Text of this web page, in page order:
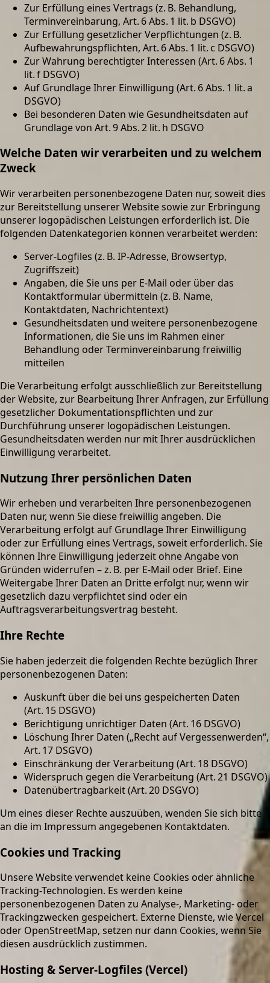
Zur Erfüllung eines Vertrags (z. B. Behandlung,
Terminvereinbarung, Art. 6 Abs. 1 lit. b DSGVO)
Zur Erfüllung gesetzlicher Verpflichtungen (z. B.
Aufbewahrungspflichten, Art. 6 Abs. 1 lit. c DSGVO)
Zur Wahrung berechtigter Interessen (Art. 6 Abs. 1
lit. f DSGVO)
Auf Grundlage Ihrer Einwilligung (Art. 6 Abs. 1 lit. a
DSGVO)
Bei besonderen Daten wie Gesundheitsdaten auf
Grundlage von Art. 9 Abs. 2 lit. h DSGVO
Welche Daten wir verarbeiten und zu welchem
Zweck
Wir verarbeiten personenbezogene Daten nur, soweit dies
zur Bereitstellung unserer Website sowie zur Erbringung
unserer logopädischen Leistungen erforderlich ist. Die
folgenden Datenkategorien können verarbeitet werden:
Server-Logfiles (z. B. IP-Adresse, Browsertyp,
Zugriffszeit)
Angaben, die Sie uns per E-Mail oder über das
Kontaktformular übermitteln (z. B. Name,
Kontaktdaten, Nachrichtentext)
Gesundheitsdaten und weitere personenbezogene
Informationen, die Sie uns im Rahmen einer
Behandlung oder Terminvereinbarung freiwillig
mitteilen
Die Verarbeitung erfolgt ausschließlich zur Bereitstellung
der Website, zur Bearbeitung Ihrer Anfragen, zur Erfüllung
gesetzlicher Dokumentationspflichten und zur
Durchführung unserer logopädischen Leistungen.
Gesundheitsdaten werden nur mit Ihrer ausdrücklichen
Einwilligung verarbeitet.
Nutzung Ihrer persönlichen Daten
Wir erheben und verarbeiten Ihre personenbezogenen
Daten nur, wenn Sie diese freiwillig angeben. Die
Verarbeitung erfolgt auf Grundlage Ihrer Einwilligung
oder zur Erfüllung eines Vertrags, soweit erforderlich. Sie
können Ihre Einwilligung jederzeit ohne Angabe von
Gründen widerrufen – z. B. per E-Mail oder Brief. Eine
Weitergabe Ihrer Daten an Dritte erfolgt nur, wenn wir
gesetzlich dazu verpflichtet sind oder ein
Auftragsverarbeitungsvertrag besteht.
Ihre Rechte
Sie haben jederzeit die folgenden Rechte bezüglich Ihrer
personenbezogenen Daten:
Auskunft über die bei uns gespeicherten Daten
(Art. 15 DSGVO)
Berichtigung unrichtiger Daten (Art. 16 DSGVO)
Löschung Ihrer Daten („Recht auf Vergessenwerden“,
Art. 17 DSGVO)
Einschränkung der Verarbeitung (Art. 18 DSGVO)
Widerspruch gegen die Verarbeitung (Art. 21 DSGVO)
Datenübertragbarkeit (Art. 20 DSGVO)
Um eines dieser Rechte auszuüben, wenden Sie sich bitte
an die im Impressum angegebenen Kontaktdaten.
Cookies und Tracking
Unsere Website verwendet keine Cookies oder ähnliche
Tracking-Technologien. Es werden keine
personenbezogenen Daten zu Analyse-, Marketing- oder
Trackingzwecken gespeichert. Externe Dienste, wie Vercel
oder OpenStreetMap, setzen nur dann Cookies, wenn Sie
diesen ausdrücklich zustimmen.
Hosting & Server-Logfiles (Vercel)